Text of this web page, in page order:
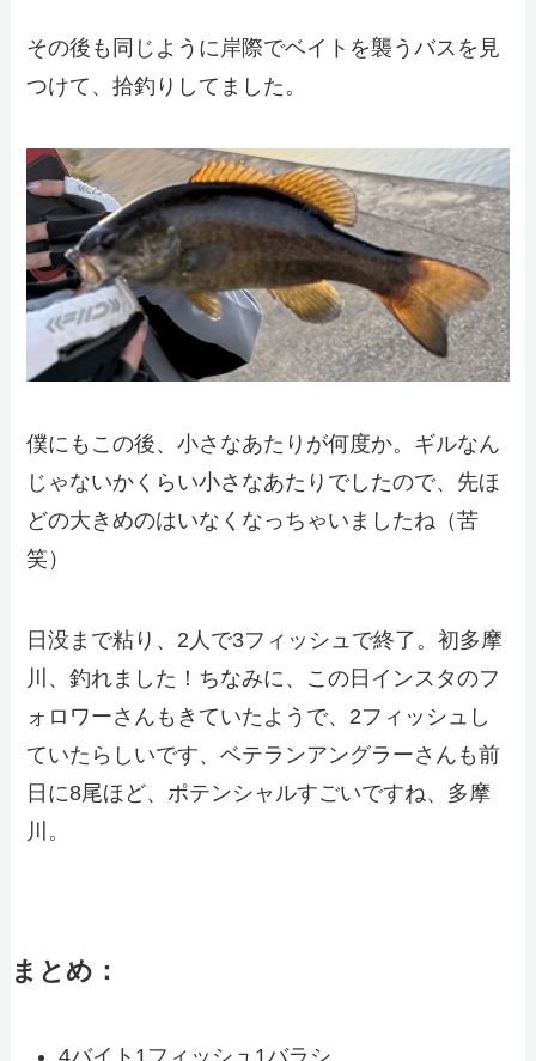
その後も同じように岸際でベイトを襲うバスを見
つけて、拾釣りしてました。
僕にもこの後、小さなあたりが何度か。ギルなん
じゃないかくらい小さなあたりでしたので、先ほ
どの大きめのはいなくなっちゃいましたね（苦
笑）
日没まで粘り、2人で3フィッシュで終了。初多摩
川、釣れました！ちなみに、この日インスタのフ
ォロワーさんもきていたようで、2フィッシュし
ていたらしいです、ベテランアングラーさんも前
日に8尾ほど、ポテンシャルすごいですね、多摩
川。
まとめ ：